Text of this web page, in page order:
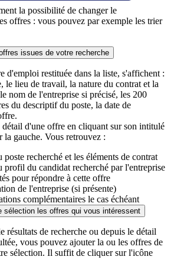
la possibilité de changer le
offres : vous pouvez par exemple les trier
issues de votre recherche
d'emploi restituée dans la liste, s'affichent :
le lieu de travail, la nature du contrat et la
nom de l'entreprise si précisé, les 200
du descriptif du poste, la date de
détail d'une offre en cliquant sur son intitulé
la gauche. Vous retrouvez :
poste recherché et les éléments de contrat
profil du candidat recherché par l'entreprise
pour répondre à cette offre
de l'entreprise (si présente)
complémentaires le cas échéant
sélection les offres qui vous intéressent
résultats de recherche ou depuis le détail
vous pouvez ajouter la ou les offres de
sélection. Il suffit de cliquer sur l'icône